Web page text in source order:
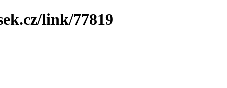
link/77819